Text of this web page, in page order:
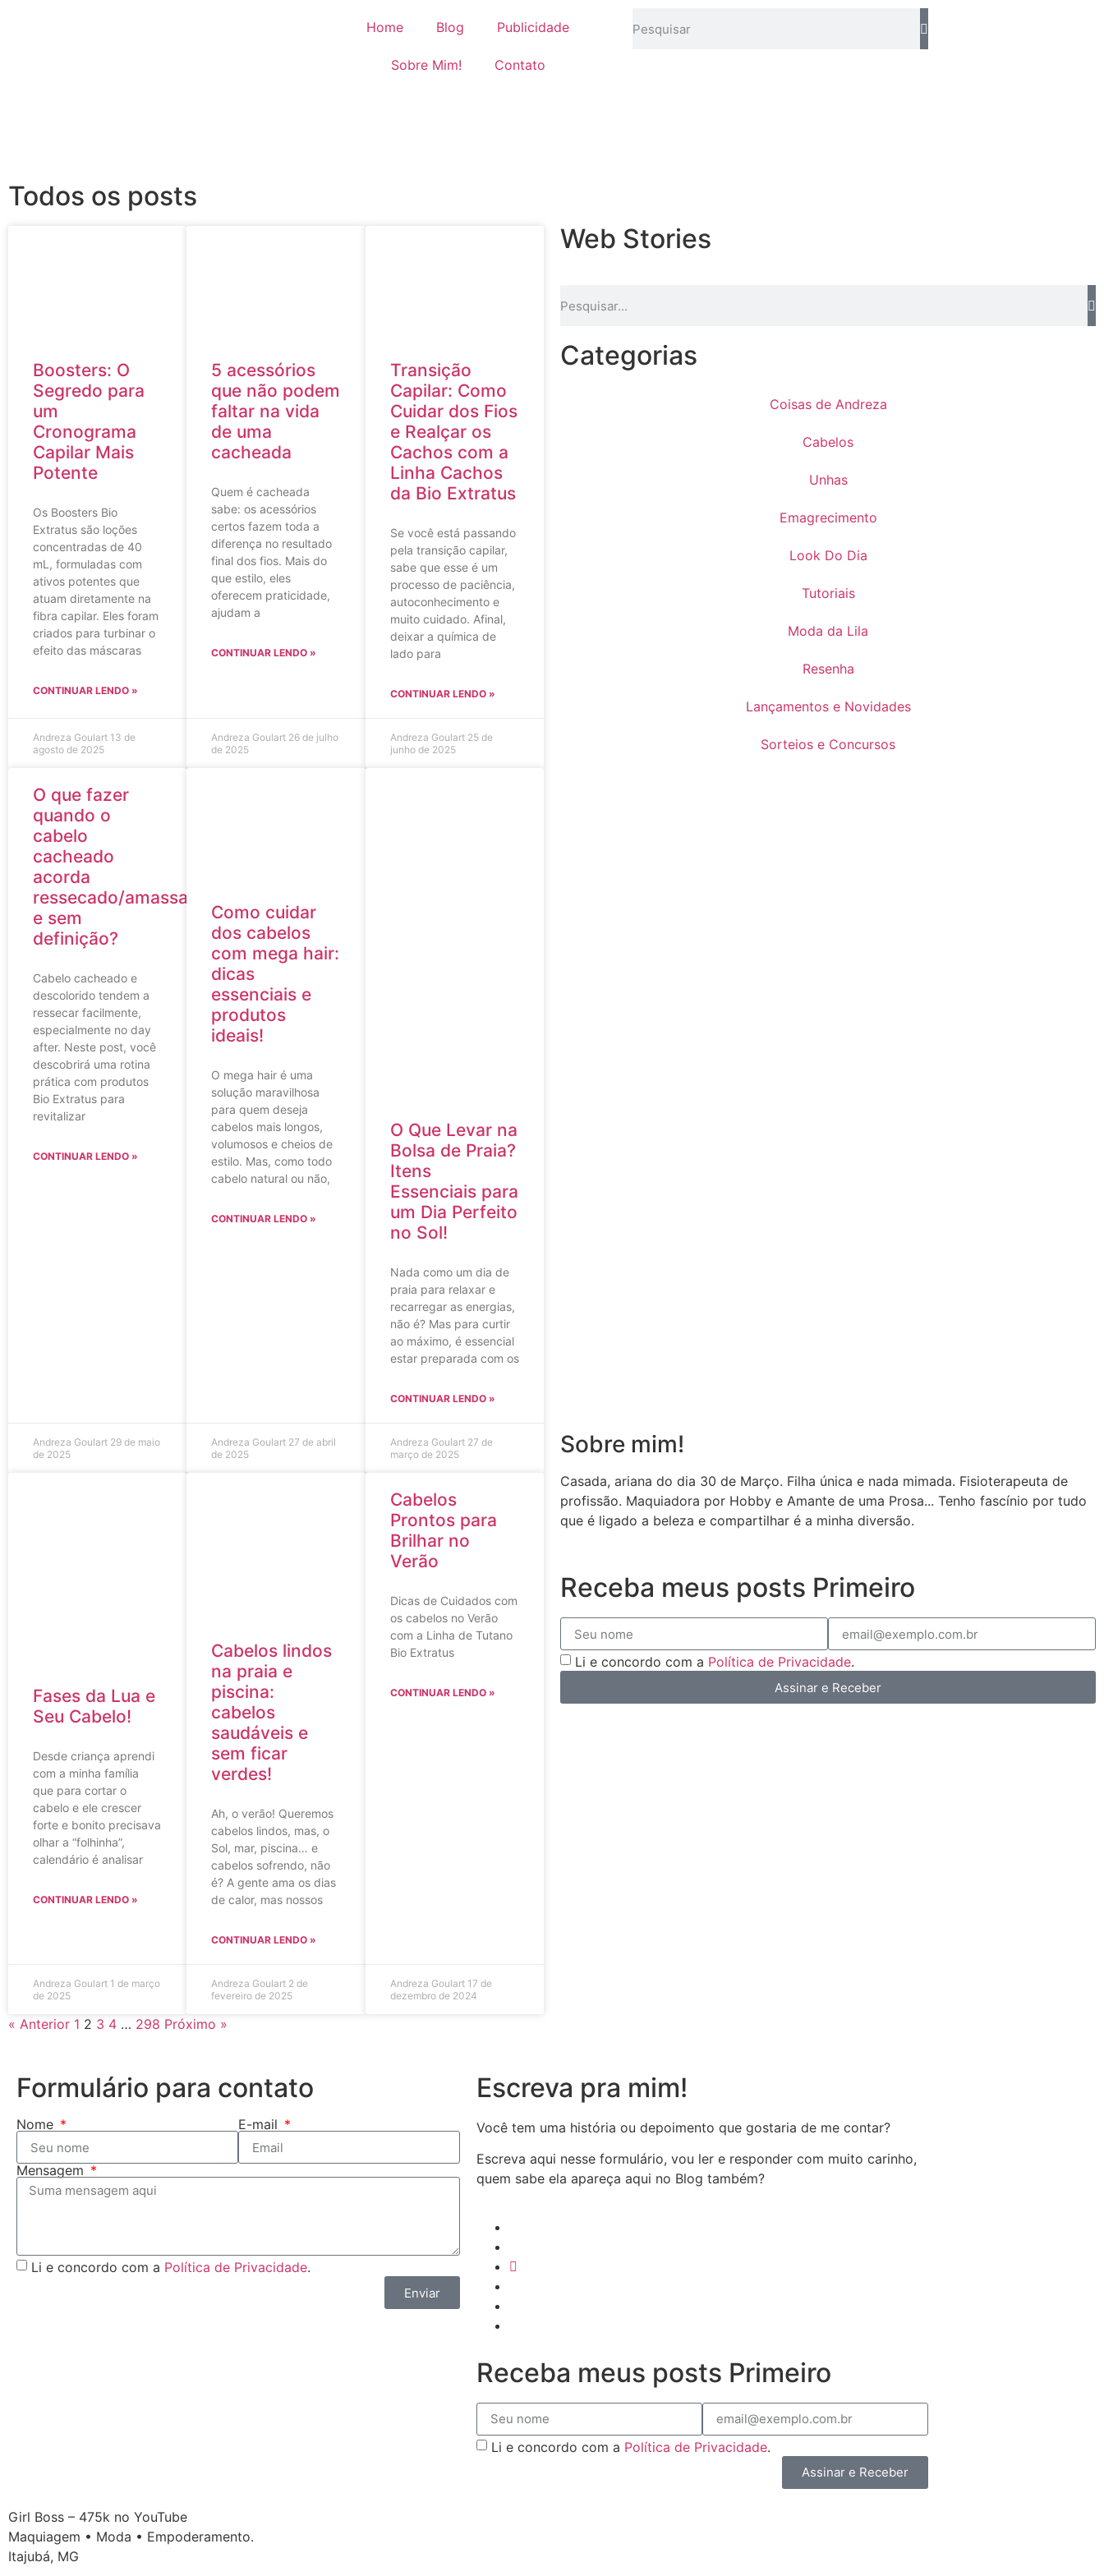
Home Blog Publicidade
Sobre Mim! Contato
Todos os posts
Boosters: O
Segredo para
um
Cronograma
Capilar Mais
Potente
Os Boosters Bio
Extratus são loções
concentradas de 40
mL, formuladas com
ativos potentes que
atuam diretamente na
fibra capilar. Eles foram
criados para turbinar o
efeito das máscaras
CONTINUAR LENDO »
Andreza Goulart 13 de
agosto de 2025
5 acessórios
que não podem
faltar na vida
de uma
cacheada
Quem é cacheada
sabe: os acessórios
certos fazem toda a
diferença no resultado
final dos fios. Mais do
que estilo, eles
oferecem praticidade,
ajudam a
CONTINUAR LENDO »
Andreza Goulart 26 de julho
de 2025
Transição
Capilar: Como
Cuidar dos Fios
e Realçar os
Cachos com a
Linha Cachos
da Bio Extratus
Se você está passando
pela transição capilar,
sabe que esse é um
processo de paciência,
autoconhecimento e
muito cuidado. Afinal,
deixar a química de
lado para
CONTINUAR LENDO »
Andreza Goulart 25 de
junho de 2025
O que fazer
quando o
cabelo
cacheado
acorda
ressecado/amassado
e sem
definição?
Cabelo cacheado e
descolorido tendem a
ressecar facilmente,
especialmente no day
after. Neste post, você
descobrirá uma rotina
prática com produtos
Bio Extratus para
revitalizar
CONTINUAR LENDO »
Andreza Goulart 29 de maio
de 2025
Como cuidar
dos cabelos
com mega hair:
dicas
essenciais e
produtos
ideais!
O mega hair é uma
solução maravilhosa
para quem deseja
cabelos mais longos,
volumosos e cheios de
estilo. Mas, como todo
cabelo natural ou não,
CONTINUAR LENDO »
Andreza Goulart 27 de abril
de 2025
O Que Levar na
Bolsa de Praia?
Itens
Essenciais para
um Dia Perfeito
no Sol!
Nada como um dia de
praia para relaxar e
recarregar as energias,
não é? Mas para curtir
ao máximo, é essencial
estar preparada com os
CONTINUAR LENDO »
Andreza Goulart 27 de
março de 2025
Fases da Lua e
Seu Cabelo!
Desde criança aprendi
com a minha família
que para cortar o
cabelo e ele crescer
forte e bonito precisava
olhar a “folhinha”,
calendário é analisar
CONTINUAR LENDO »
Andreza Goulart 1 de março
de 2025
Cabelos lindos
na praia e
piscina:
cabelos
saudáveis e
sem ficar
verdes!
Ah, o verão! Queremos
cabelos lindos, mas, o
Sol, mar, piscina… e
cabelos sofrendo, não
é? A gente ama os dias
de calor, mas nossos
CONTINUAR LENDO »
Andreza Goulart 2 de
fevereiro de 2025
Cabelos
Prontos para
Brilhar no
Verão
Dicas de Cuidados com
os cabelos no Verão
com a Linha de Tutano
Bio Extratus
CONTINUAR LENDO »
Andreza Goulart 17 de
dezembro de 2024
« Anterior 1 2 3 4 … 298 Próximo »
Web Stories
Categorias
Coisas de Andreza
Cabelos
Unhas
Emagrecimento
Look Do Dia
Tutoriais
Moda da Lila
Resenha
Lançamentos e Novidades
Sorteios e Concursos
Sobre mim!
Casada, ariana do dia 30 de Março. Filha única e nada mimada. Fisioterapeuta de
profissão. Maquiadora por Hobby e Amante de uma Prosa... Tenho fascínio por tudo
que é ligado a beleza e compartilhar é a minha diversão.
Receba meus posts Primeiro
Li e concordo com a Política de Privacidade.
Assinar e Receber
Formulário para contato
Nome E-mail
Mensagem
Li e concordo com a Política de Privacidade.
Enviar
Escreva pra mim!
Você tem uma história ou depoimento que gostaria de me contar?
Escreva aqui nesse formulário, vou ler e responder com muito carinho,
quem sabe ela apareça aqui no Blog também?
Girl Boss – 475k no YouTube
Maquiagem • Moda • Empoderamento.
Itajubá, MG
Receba meus posts Primeiro
Li e concordo com a Política de Privacidade.
Assinar e Receber